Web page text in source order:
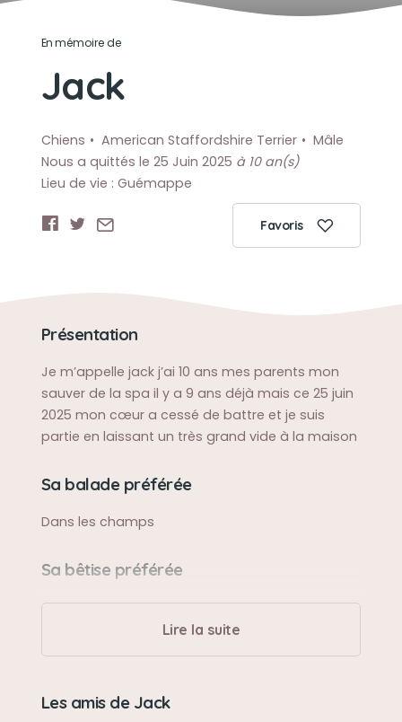
En mémoire de
Jack
Chiens American Staffordshire Terrier
Mâle
Nous a quittés le 25 Juin 2025 à 10 an(s)
Lieu de vie : Guémappe
Favoris
Présentation
Je m’appelle jack j’ai 10 ans mes parents mon
sauver de la spa il y a 9 ans déjà mais ce 25 juin
2025 mon cœur a cessé de battre et je suis
partie en laissant un très grand vide à la maison
Sa balade préférée
Dans les champs
Sa bêtise préférée
Se rouler dans les fumiers
Son caractère
Je suis très gentil j’aime juste pas les chats
Lire la suite
Les amis de Jack